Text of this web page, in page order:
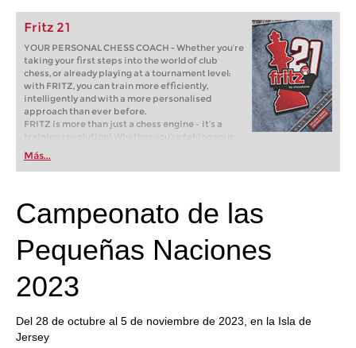
Fritz 21
YOUR PERSONAL CHESS COACH - Whether you’re
taking your first steps into the world of club
chess, or already playing at a tournament level:
with FRITZ, you can train more efficiently,
intelligently and with a more personalised
approach than ever before.
FRITZ is more than just a chess engine – it’s a
training revolution! Whether you’re taking your
first steps into the world of club chess, or already
playing at a tournament level: with FRITZ, you can
train more efficiently, intelligently and with a
Más...
Campeonato de las
Pequeñas Naciones
2023
Del 28 de octubre al 5 de noviembre de 2023, en la Isla de
Jersey